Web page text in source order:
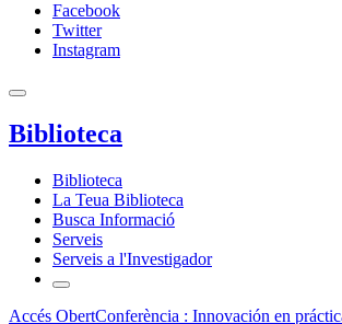
Facebook
Twitter
Instagram
Biblioteca
Biblioteca
La Teua Biblioteca
Busca Informació
Serveis
Serveis a l'Investigador
Accés ObertConferència : Innovación en